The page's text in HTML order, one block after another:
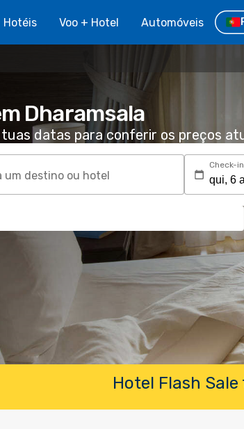
Hotéis Voo + Hotel Automóveis
Dharamsala
tuas datas para conferir os preços
um destino ou hotel
Check-in
Hotel Flash